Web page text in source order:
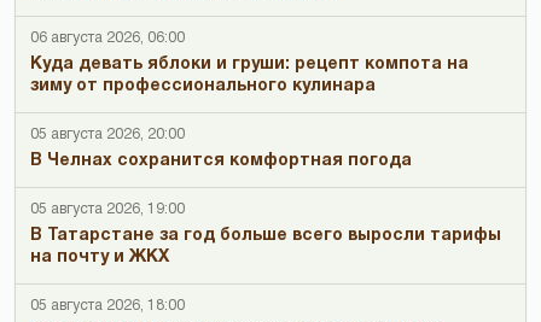
06 августа 2026, 06:00
Куда девать яблоки и груши: рецепт компота на
зиму от профессионального кулинара
05 августа 2026, 20:00
В Челнах сохранится комфортная погода
05 августа 2026, 19:00
В Татарстане за год больше всего выросли тарифы
на почту и ЖКХ
05 августа 2026, 18:00